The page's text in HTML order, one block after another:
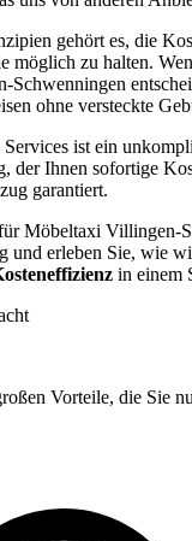
gehört es, die
möglich zu halten.
ohne versteckte
ist ein
der Ihnen sofortige
garantiert.
Möbeltaxi Villingen-
und erleben Sie, wie
in einem
Vorteile, die Sie